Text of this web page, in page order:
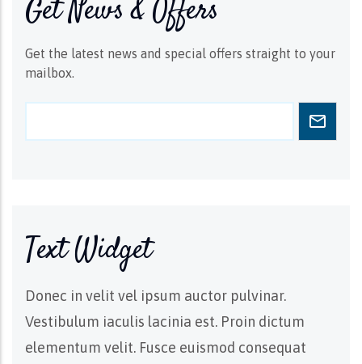
Get News & Offers
Get the latest news and special offers straight to your
mailbox.
Text Widget
Donec in velit vel ipsum auctor pulvinar.
Vestibulum iaculis lacinia est. Proin dictum
elementum velit. Fusce euismod consequat